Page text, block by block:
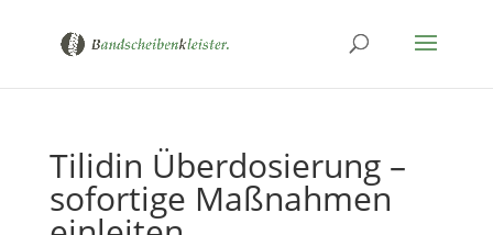
Tilidin Überdosierung –
sofortige Maßnahmen